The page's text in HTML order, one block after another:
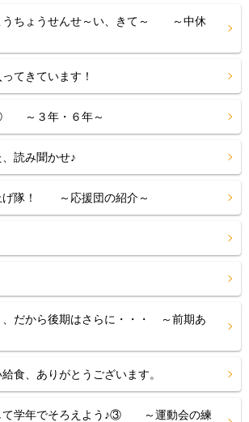
うちょうせんせ～い、きて～ ～中休
てきています！
～３年・６年～
読み聞かせ♪
げ隊！ ～応援団の紹介～
、だから後期はさらに・・・ ～前期あ
食、ありがとうございます。
て学年でそろえよう♪③ ～運動会の練